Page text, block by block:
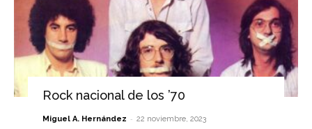
Rock nacional de los ’70
Miguel A. Hernández - 22 noviembre, 2023